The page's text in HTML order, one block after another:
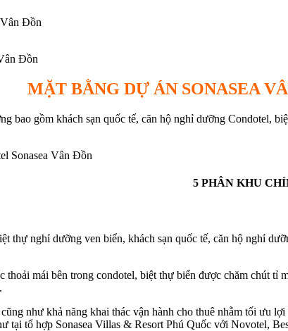
Vân Đồn
Đồn
MẶT BẰNG DỰ ÁN SONASEA
bao gồm khách sạn quốc tế, căn hộ nghỉ dưỡng Condotel,
Sonasea Vân Đồn
5 PHÂN KHU
thự nghỉ dưỡng ven biển, khách sạn quốc tế, căn hộ nghỉ
thoải mái bên trong condotel, biệt thự biển được chăm chút
như khả năng khai thác vận hành cho thuê nhằm tối ưu lợi
tại tổ hợp Sonasea Villas & Resort Phú Quốc với Novotel,